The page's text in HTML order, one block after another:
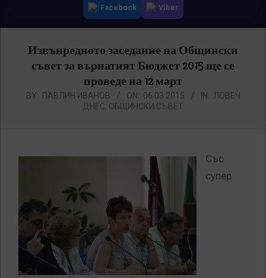
Facebook Viber
Извънредното заседание на Общински
съвет за върнатият Бюджет 2015 ще се
проведе на 12 март
BY: ПАВЛИН ИВАНОВ ON: 06.03.2015 IN: ЛОВЕЧ
ДНЕС, ОБЩИНСКИ СЪВЕТ
Със
супер